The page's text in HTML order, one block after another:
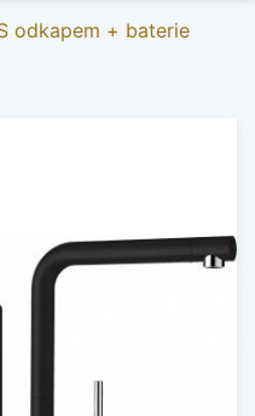
odkapem + baterie